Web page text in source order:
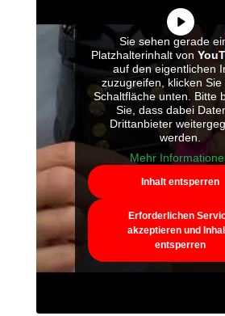
Sie sehen gerade
Platzhalterinhalt von
auf den eigentlichen
zuzugreifen, klicken Sie
Schaltfläche unten. Bitte
Sie, dass dabei
Drittanbieter
werden.
Mehr
Inhalt entsperren
Erforderlichen
akzeptieren und
entsperren